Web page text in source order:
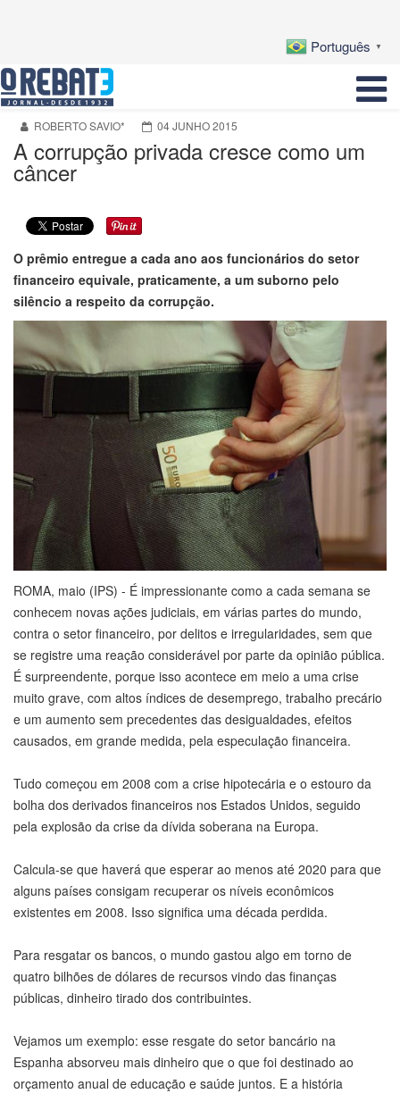
Português ▼
ROBERTO SAVIO* 04 JUNHO 2015
A corrupção privada cresce como um
câncer
O prêmio entregue a cada ano aos funcionários do setor
financeiro equivale, praticamente, a um suborno pelo
silêncio a respeito da corrupção.
ROMA, maio (IPS) - É impressionante como a cada semana se
conhecem novas ações judiciais, em várias partes do mundo,
contra o setor financeiro, por delitos e irregularidades, sem que
se registre uma reação considerável por parte da opinião pública.
É surpreendente, porque isso acontece em meio a uma crise
muito grave, com altos índices de desemprego, trabalho precário
e um aumento sem precedentes das desigualdades, efeitos
causados, em grande medida, pela especulação financeira.
Tudo começou em 2008 com a crise hipotecária e o estouro da
bolha dos derivados financeiros nos Estados Unidos, seguido
pela explosão da crise da dívida soberana na Europa.
Calcula-se que haverá que esperar ao menos até 2020 para que
alguns países consigam recuperar os níveis econômicos
existentes em 2008. Isso significa uma década perdida.
Para resgatar os bancos, o mundo gastou algo em torno de
quatro bilhões de dólares de recursos vindo das finanças
públicas, dinheiro tirado dos contribuintes.
Vejamos um exemplo: esse resgate do setor bancário na
Espanha absorveu mais dinheiro que o que foi destinado ao
orçamento anual de educação e saúde juntos. E a história